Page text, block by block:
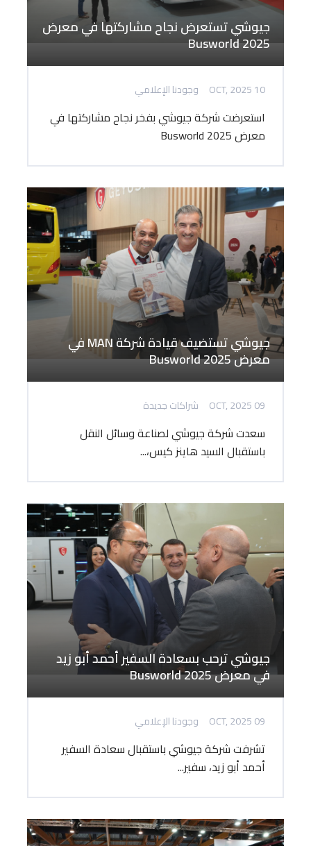
جيوشي تستعرض نجاح مشاركتها في معرض
Busworld 2025
10 OCT, 2025 وجودنا الإعلامي
استعرضت شركة جيوشي بفخر نجاح مشاركتها في
معرض Busworld 2025
جيوشي تستضيف قيادة شركة MAN في
معرض Busworld 2025
09 OCT, 2025 شراكات جديدة
سعدت شركة جيوشي لصناعة وسائل النقل
باستقبال السيد هاينز كيس،...
جيوشي ترحب بسعادة السفير أحمد أبو زيد
في معرض Busworld 2025
09 OCT, 2025 وجودنا الإعلامي
تشرفت شركة جيوشي باستقبال سعادة السفير
أحمد أبو زيد، سفير...